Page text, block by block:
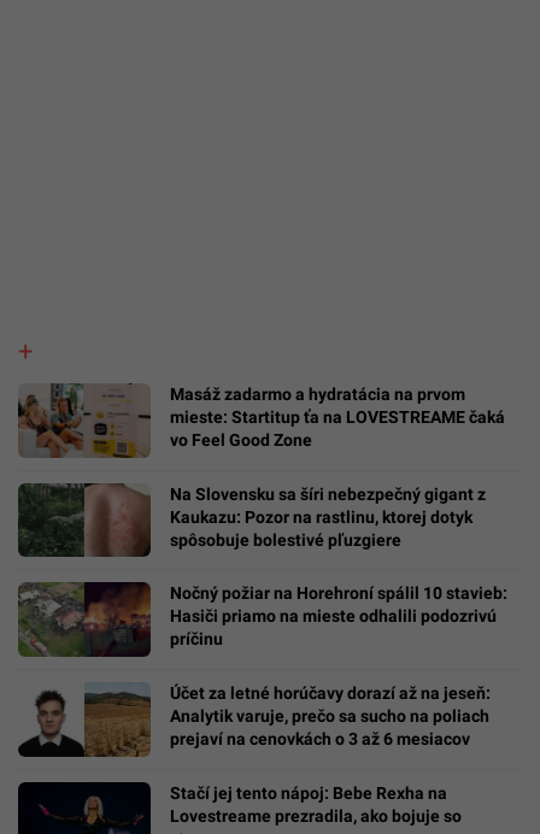
Masáž zadarmo a hydratácia na prvom
mieste: Startitup ťa na LOVESTREAME čaká
vo Feel Good Zone
Na Slovensku sa šíri nebezpečný gigant z
Kaukazu: Pozor na rastlinu, ktorej dotyk
spôsobuje bolestivé pľuzgiere
Nočný požiar na Horehroní spálil 10 stavieb:
Hasiči priamo na mieste odhalili podozrivú
príčinu
Účet za letné horúčavy dorazí až na jeseň:
Analytik varuje, prečo sa sucho na poliach
prejaví na cenovkách o 3 až 6 mesiacov
Stačí jej tento nápoj: Bebe Rexha na
Lovestreame prezradila, ako bojuje so